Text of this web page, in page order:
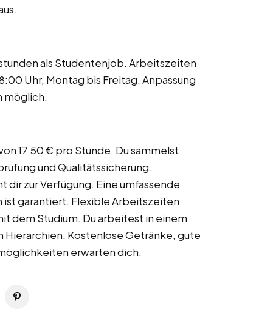
als Studentenjob. Arbeitszeiten
Uhr, Montag bis Freitag. Anpassung
möglich.
17,50 € pro Stunde. Du sammelst
und Qualitätssicherung.
zur Verfügung. Eine umfassende
garantiert. Flexible Arbeitszeiten
dem Studium. Du arbeitest in einem
Hierarchien. Kostenlose Getränke, gute
erwarten dich.